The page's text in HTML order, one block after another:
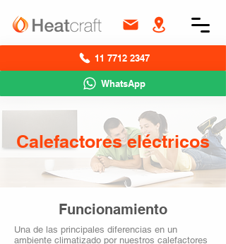
11 7712 2347
WhatsApp
Calefactores eléctricos
Funcionamiento
Una de las principales diferencias en un
ambiente climatizado por nuestros calefactores